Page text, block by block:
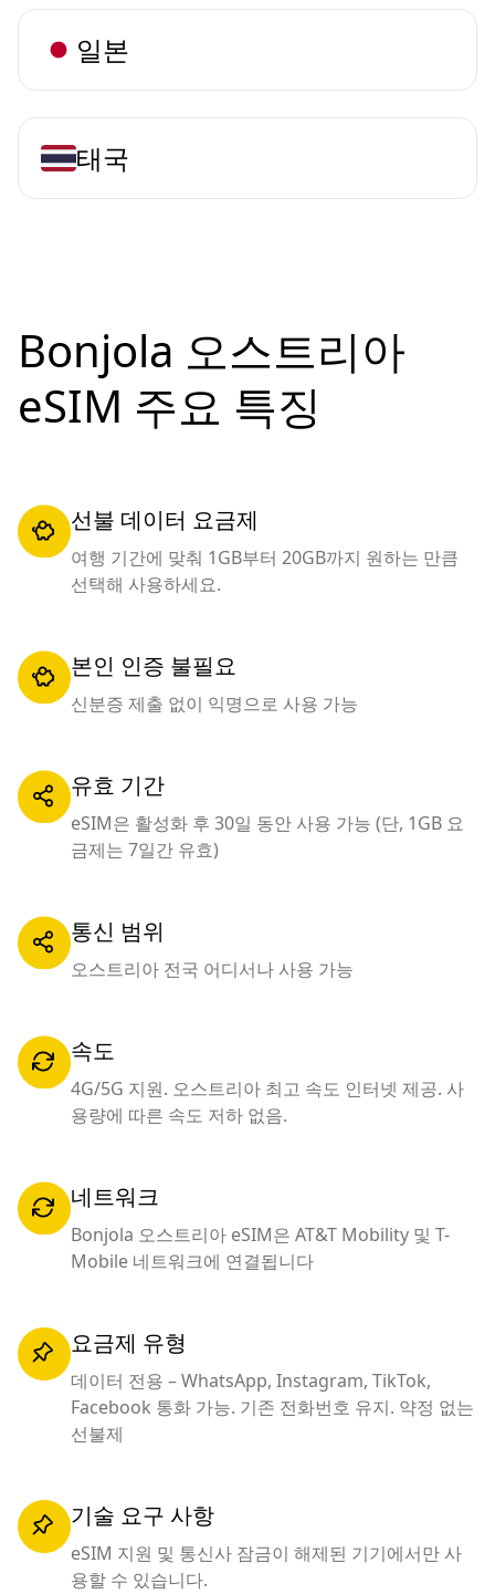
일본
태국
Bonjola 오스트리아
eSIM 주요 특징
선불 데이터 요금제
여행 기간에 맞춰 1GB부터 20GB까지 원하는 만큼
선택해 사용하세요.
본인 인증 불필요
신분증 제출 없이 익명으로 사용 가능
유효 기간
eSIM은 활성화 후 30일 동안 사용 가능 (단, 1GB 요
금제는 7일간 유효)
통신 범위
오스트리아 전국 어디서나 사용 가능
속도
4G/5G 지원. 오스트리아 최고 속도 인터넷 제공. 사
용량에 따른 속도 저하 없음.
네트워크
Bonjola 오스트리아 eSIM은 AT&T Mobility 및 T-
Mobile 네트워크에 연결됩니다
요금제 유형
데이터 전용 – WhatsApp, Instagram, TikTok,
Facebook 통화 가능. 기존 전화번호 유지. 약정 없는
선불제
기술 요구 사항
eSIM 지원 및 통신사 잠금이 해제된 기기에서만 사
용할 수 있습니다.